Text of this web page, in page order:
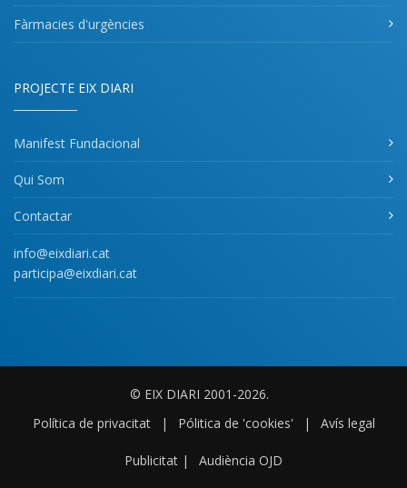
Fàrmacies d'urgències
PROJECTE EIX DIARI
Manifest Fundacional
Qui Som
Contactar
info@eixdiari.cat
participa@eixdiari.cat
© EIX DIARI 2001-2026.
Política de privacitat
| Pólitica de 'cookies' | Avís legal
Publicitat | Audiència OJD